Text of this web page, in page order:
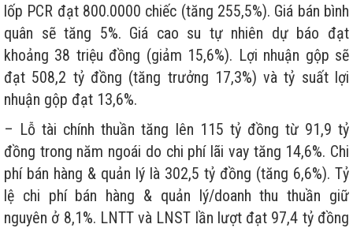
lốp PCR đạt 800.0000 chiếc (tăng 255,5%). Giá bán bình
quân sẽ tăng 5%. Giá cao su tự nhiên dự báo đạt
khoảng 38 triệu đồng (giảm 15,6%). Lợi nhuận gộp sẽ
đạt 508,2 tỷ đồng (tăng trưởng 17,3%) và tỷ suất lợi
nhuận gộp đạt 13,6%.
– Lỗ tài chính thuần tăng lên 115 tỷ đồng từ 91,9 tỷ
đồng trong năm ngoái do chi phí lãi vay tăng 14,6%. Chi
phí bán hàng & quản lý là 302,5 tỷ đồng (tăng 6,6%). Tỷ
lệ chi phí bán hàng & quản lý/doanh thu thuần giữ
nguyên ở 8,1%. LNTT và LNST lần lượt đạt 97,4 tỷ đồng